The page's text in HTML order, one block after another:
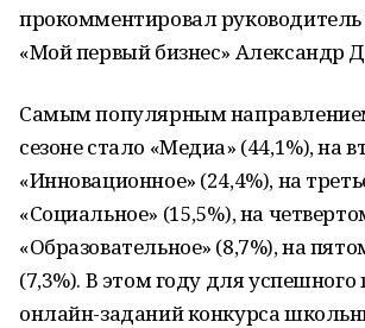
прокомментировал руководитель
«Мой первый бизнес» Александр
Самым популярным
сезоне стало «Медиа» (44,1%), на
«Инновационное» (24,4%), на
«Социальное» (15,5%), на
«Образовательное» (8,7%), на
(7,3%). В этом году для
онлайн-заданий конкурса